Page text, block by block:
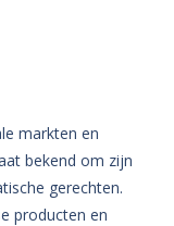
markten en
bekend om zijn
gerechten.
producten en